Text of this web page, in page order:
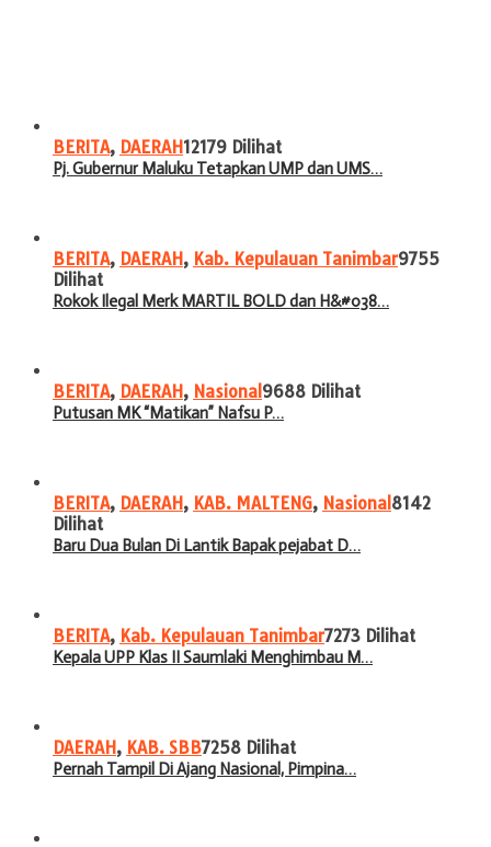
BERITA, DAERAH12179 Dilihat
Pj. Gubernur Maluku Tetapkan UMP dan UMS…
BERITA, DAERAH, Kab. Kepulauan Tanimbar9755
Dilihat
Rokok Ilegal Merk MARTIL BOLD dan H&#038…
BERITA, DAERAH, Nasional 9688 Dilihat
Putusan MK “Matikan” Nafsu P…
BERITA, DAERAH, KAB. MALTENG, Nasional 8142
Dilihat
Baru Dua Bulan Di Lantik Bapak pejabat D…
BERITA, Kab. Kepulauan Tanimbar7273 Dilihat
Kepala UPP Klas II Saumlaki Menghimbau M…
DAERAH, KAB. SBB7258 Dilihat
Pernah Tampil Di Ajang Nasional, Pimpina…